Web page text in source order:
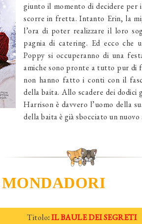
giunto il momento di deci­dere
scorre in fretta. In­tanto Erin, la
l’ora di poter realizzare il loro
pagnia di catering. Ed ecco che
Poppy si occuperanno di una
amiche sono pronte a tutto pur di
non hanno fatto i conti con il
della baita. Allo scadere dei dodici
Harrison è davvero l’uomo della
della baita è già sbocciato un nuovo
MONDADORI
Titolo:IL BAULE DEI SEGRETI